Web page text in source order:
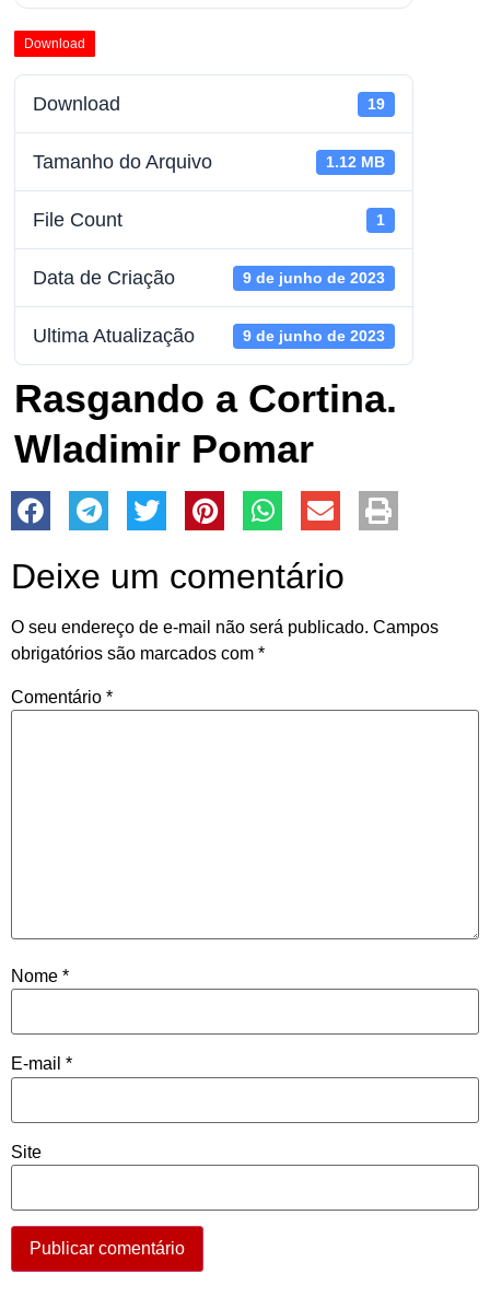
Download
Download 19
Tamanho do Arquivo 1.12 MB
File Count 1
Data de Criação 9 de junho de 2023
Ultima Atualização 9 de junho de 2023
Rasgando a Cortina.
Wladimir Pomar
Deixe um comentário
O seu endereço de e-mail não será publicado. Campos
obrigatórios são marcados com *
Comentário *
Nome *
E-mail *
Site